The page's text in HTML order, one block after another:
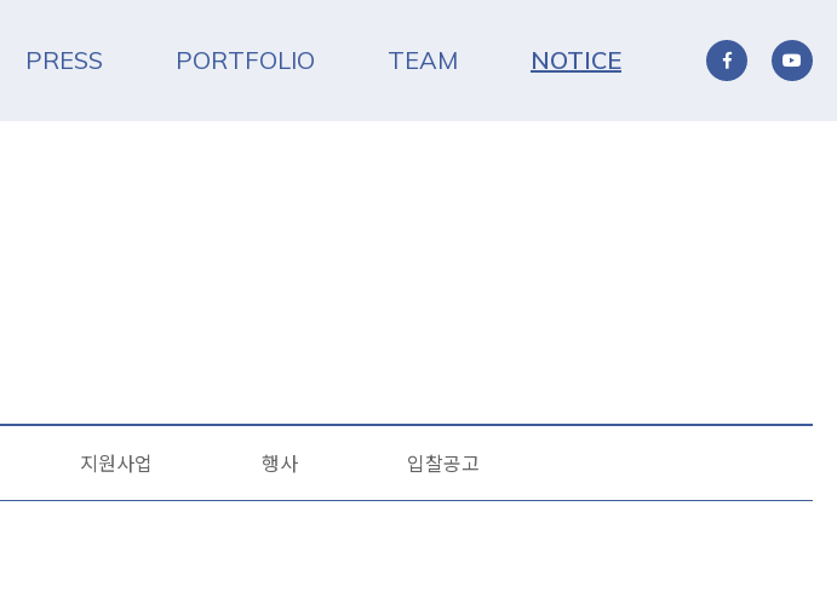
PRESS PORTFOLIO TEAM NOTICE
지원사업 행사 입찰공고